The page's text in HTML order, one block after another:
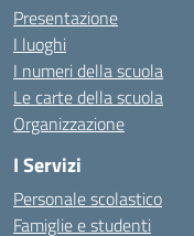
Presentazione
I luoghi
I numeri della scuola
Le carte della scuola
Organizzazione
I Servizi
Personale scolastico
Famiglie e studenti